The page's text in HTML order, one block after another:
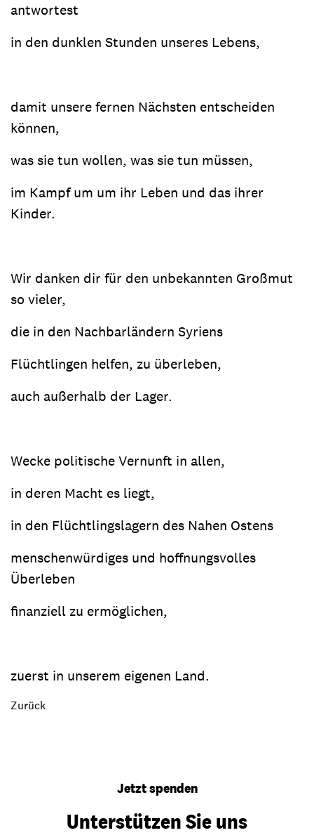
antwortest
in den dunklen Stunden unseres Lebens,
damit unsere fernen Nächsten entscheiden
können,
was sie tun wollen, was sie tun müssen,
im Kampf um um ihr Leben und das ihrer
Kinder.
Wir danken dir für den unbekannten Großmut
so vieler,
die in den Nachbarländern Syriens
Flüchtlingen helfen, zu überleben,
auch außerhalb der Lager.
Wecke politische Vernunft in allen,
in deren Macht es liegt,
in den Flüchtlingslagern des Nahen Ostens
menschenwürdiges und hoffnungsvolles
Überleben
finanziell zu ermöglichen,
zuerst in unserem eigenen Land.
Zurück
Jetzt spenden
Unterstützen Sie uns